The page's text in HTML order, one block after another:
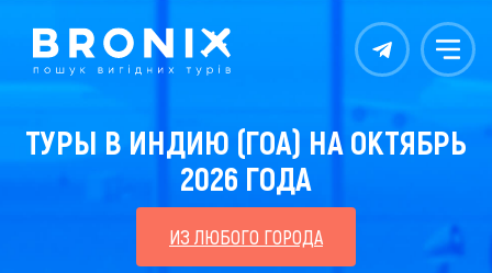
Контакты Меню
ТУРЫ В ИНДИЮ (ГОА) НА ОКТЯБРЬ
2026 ГОДА
ИЗ ЛЮБОГО ГОРОДА